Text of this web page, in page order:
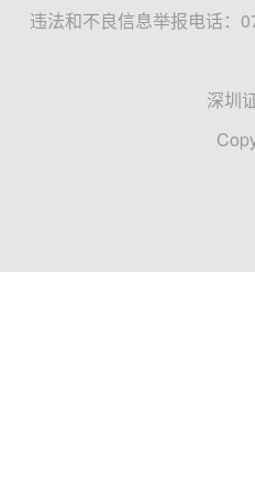
违法和不良信息举报电话：
深圳